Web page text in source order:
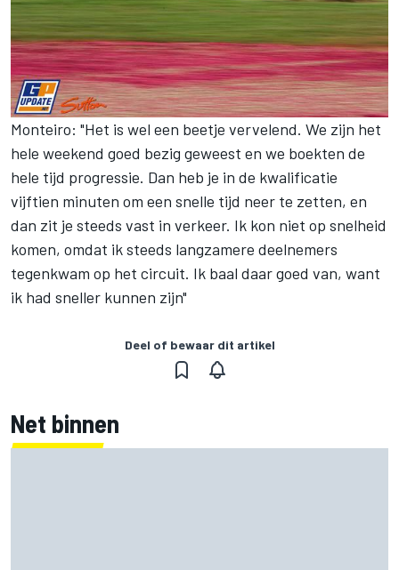
Monteiro: "Het is wel een beetje vervelend. We zijn het
hele weekend goed bezig geweest en we boekten de
hele tijd progressie. Dan heb je in de kwalificatie
vijftien minuten om een snelle tijd neer te zetten, en
dan zit je steeds vast in verkeer. Ik kon niet op snelheid
komen, omdat ik steeds langzamere deelnemers
tegenkwam op het circuit. Ik baal daar goed van, want
ik had sneller kunnen zijn"
Deel of bewaar dit artikel
Net binnen